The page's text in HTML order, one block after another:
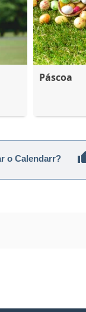
Páscoa
o Calendarr?